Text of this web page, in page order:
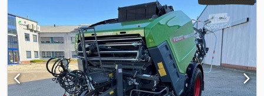
0130 Nieuwe Smart-Drive Box 0140 bij 2725 uur 0150 daarom zo
weinig uren 0160 op de teller! 0170 40-messen snijrotor 0180 incl.
gebruikte Krone EasyFlow 3001 0190 Bouwjaar 2006 0200
gebruikte Krone EasyCollect 7500 0210 Bouwjaar 2006 OM502
Dodpfszkwx Njx Ab Uekr